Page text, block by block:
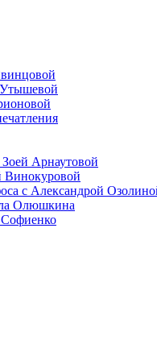
Арнаутовой
Винокуровой
с Александрой
Олюшкина